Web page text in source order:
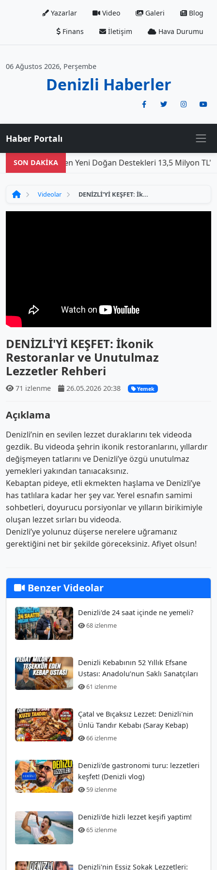
Yazarlar Video Galeri
Blog
Finans
İletişim Hava Durumu
06 Ağustos 2026, Perşembe
Denizli Haberler
Haber Portalı
SON DAKİKA
Belediyesi'nden Yeni Doğan Destekleri 13,5 Milyon
Videolar DENİZLİ'Yİ KEŞFET: İkonik Restoranlar ve Unutulmaz Lezzetler Rehberi
DENİZLİ'Yİ KEŞFET: İkonik
Restoranlar ve Unutulmaz
Lezzetler Rehberi
71 izlenme 26.05.2026 20:38 Yemek
Açıklama
Denizli’nin en sevilen lezzet duraklarını tek videoda
gezdik. Bu videoda şehrin ikonik restoranlarını, yıllardır
değişmeyen tatlarını ve Denizli’ye özgü unutulmaz
yemekleri yakından tanıacaksınız.
Kebaptan pideye, etli ekmekten haşlama ve Denizli’ye
has tatlılara kadar her şey var. Yerel esnafın samimi
sohbetleri, doyurucu porsiyonlar ve yılların birikimiyle
oluşan lezzet sırları bu videoda.
Denizli’ye yolunuz düşerse nerelere uğramanız
gerektiğini net bir şekilde göreceksiniz. Afiyet olsun!
Benzer Videolar
Denizli'de 24 saat içinde ne yemeli?
68 izlenme
Denizli Kebabının 52 Yıllık Efsane
Ustası: Anadolu’nun Saklı Sanatçıları
61 izlenme
Çatal ve Bıçaksız Lezzet: Denizli'nin
Ünlü Tandır Kebabı (Saray Kebap)
66 izlenme
Denizli'de gastronomi turu: lezzetleri
keşfet! (Denizli vlog)
59 izlenme
Denizli'de hizli lezzet keşifi yaptim!
65 izlenme
Denizli'nin Eşsiz Sokak Lezzetleri: